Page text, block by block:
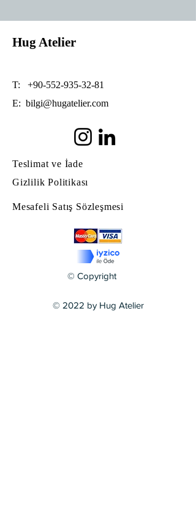
Hug Atelier
T: +90-552-935-32-81
E: bilgi@hugatelier.com
Teslimat ve İade
Gizlilik Politikası
Mesafeli Satış Sözleşmesi
© Copyright
© 2022 by Hug Atelier